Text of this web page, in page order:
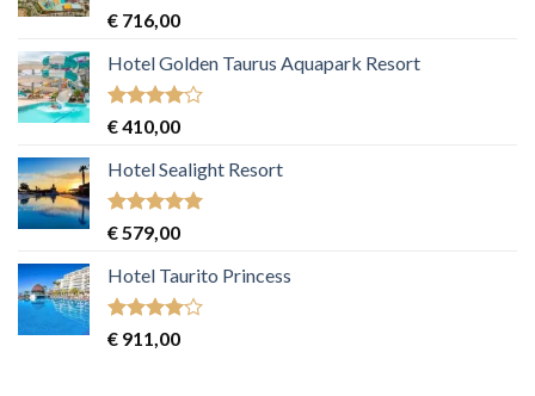
Gewaardeerd
uit 5
€ 716,00
Hotel Golden Taurus Aquapark Resort
Gewaardeerd
uit 5
€410,00
Hotel Sealight Resort
Gewaardeerd
uit 5
€ 579,00
Hotel Taurito Princess
Gewaardeerd
uit 5
€ 911,00